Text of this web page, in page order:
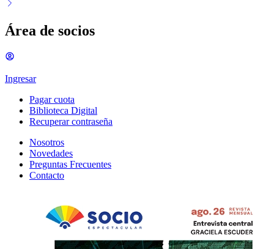
Área de socios
Ingresar
Pagar cuota
Biblioteca Digital
Recuperar contraseña
Nosotros
Novedades
Preguntas Frecuentes
Contacto